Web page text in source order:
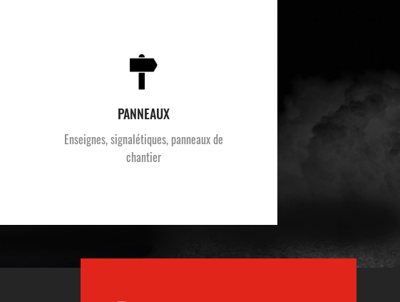
PANNEAUX
Enseignes, signalétiques, panneaux de
chantier